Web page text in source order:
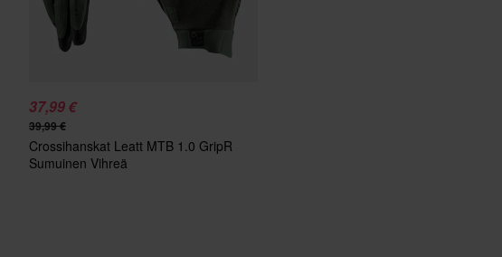
37,99 €
39,99 €
Crossihanskat Leatt MTB 1.0 GripR
Sumuinen Vihreä